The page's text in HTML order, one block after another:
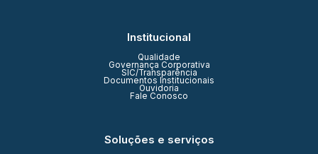
Institucional
Qualidade
Governança Corporativa
SIC/Transparência
Documentos Institucionais
Ouvidoria
Fale Conosco
Soluções e serviços